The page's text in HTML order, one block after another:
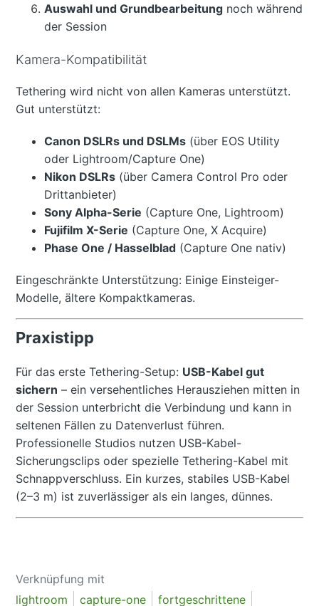
Auswahl und Grundbearbeitung noch während
der Session
Kamera-Kompatibilität
Tethering wird nicht von allen Kameras unterstützt.
Gut unterstützt:
Canon DSLRs und DSLMs (über EOS Utility
oder Lightroom/Capture One)
Nikon DSLRs (über Camera Control Pro oder
Drittanbieter)
Sony Alpha-Serie (Capture One, Lightroom)
Fujifilm X-Serie (Capture One, X Acquire)
Phase One / Hasselblad (Capture One nativ)
Eingeschränkte Unterstützung: Einige Einsteiger-
Modelle, ältere Kompaktkameras.
Praxistipp
Für das erste Tethering-Setup: USB-Kabel gut
sichern – ein versehentliches Herausziehen mitten in
der Session unterbricht die Verbindung und kann in
seltenen Fällen zu Datenverlust führen.
Professionelle Studios nutzen USB-Kabel-
Sicherungsclips oder spezielle Tethering-Kabel mit
Schnappverschluss. Ein kurzes, stabiles USB-Kabel
(2–3 m) ist zuverlässiger als ein langes, dünnes.
Verknüpfung mit
lightroom
capture-one
fortgeschrittene